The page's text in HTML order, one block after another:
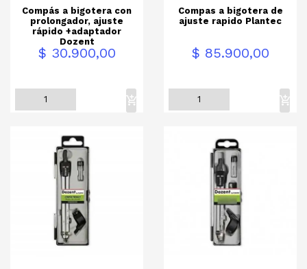
Compás a bigotera con
prolongador, ajuste
rápido +adaptador
Dozent
Precio$ 30.900,00
Compas a bigotera de
ajuste rapido Plantec
Precio$ 85.900,00